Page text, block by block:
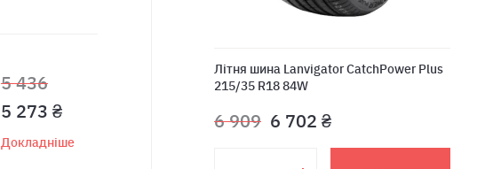
5 436
5 273 ₴
Докладніше
Лiтня шина Lanvigator CatchPower Plus
215/35 R18 84W
6 909 6 702 ₴